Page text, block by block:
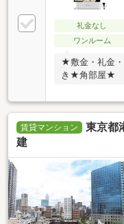
礼金なし
ワンルーム
★敷金・礼金
き★角部屋★
賃貸マンション
東京都
建